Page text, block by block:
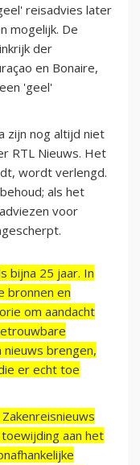
reisadvies later
mogelijk. De
der
en Bonaire,
'geel'
zijn nog altijd niet
RTL Nieuws. Het
wordt verlengd.
als het
voor
bijna 25 jaar. In
bronnen en
om aandacht
brengen,
er echt toe
aan het